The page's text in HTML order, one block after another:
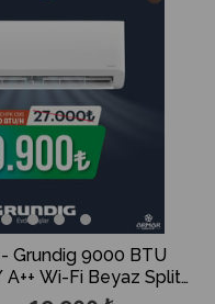
Grundig 9000 BTU
A++ Wi-Fi Beyaz Split
Klima